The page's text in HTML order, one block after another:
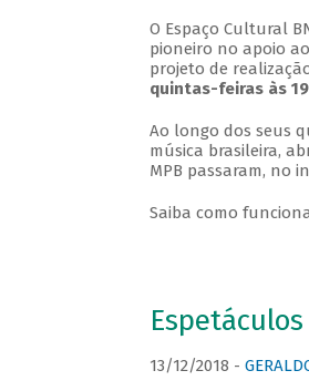
O Espaço Cultural
pioneiro no apoio
projeto de
quintas-feiras às
Ao longo dos seus
música brasileira,
MPB passaram, no
Saiba como
13/12/2018 -